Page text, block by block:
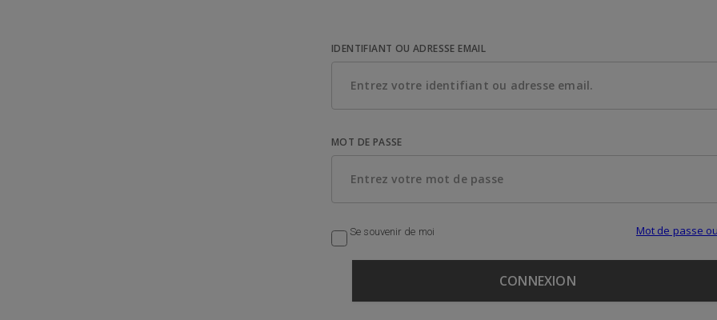
IDENTIFIANT OU ADRESSE EMAIL
MOT DE PASSE
Se souvenir de moi Mot de passe